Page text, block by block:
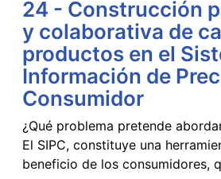
24 - Construcción
y colaborativa de
productos en el
Información de
Consumidor
¿Qué problema pretende
El SIPC, constituye una
beneficio de los consumidores,